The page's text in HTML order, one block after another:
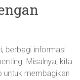
berbagi informasi
Misalnya, kita
untuk membagikan